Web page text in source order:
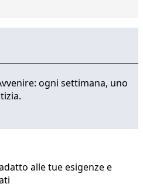
ogni settimana, uno
alle tue esigenze e